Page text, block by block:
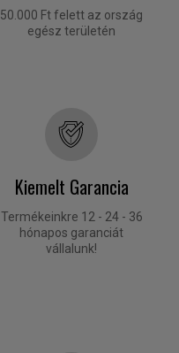
50.000 Ft felett az ország
egész területén
Kiemelt Garancia
Termékeinkre 12 - 24 - 36
hónapos garanciát
vállalunk!